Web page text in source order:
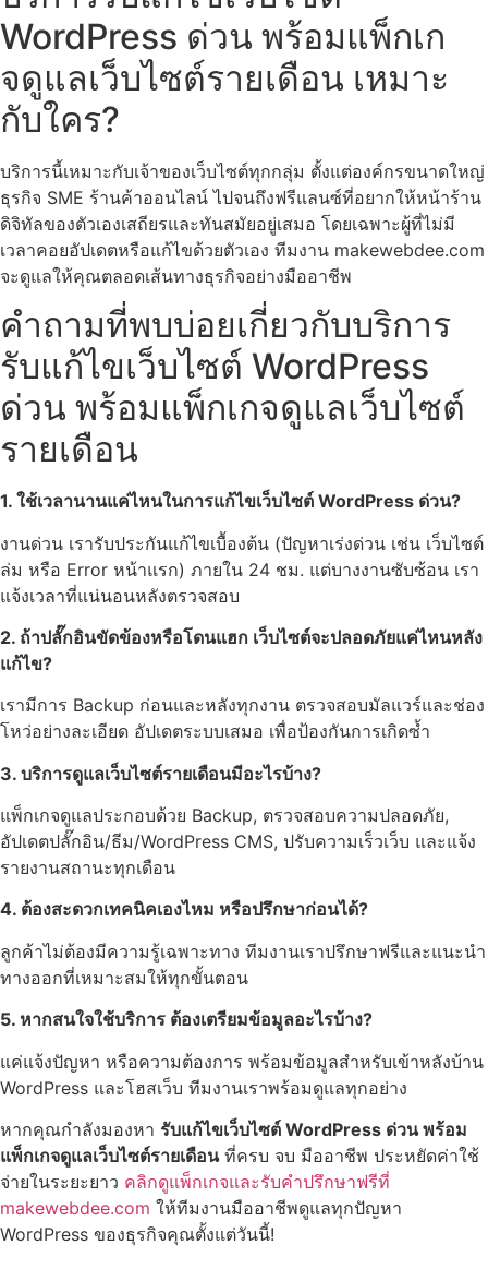
WordPress ด่วน พร้อมแพ็กเก
จดูแลเว็บไซต์รายเดือน เหมาะ
กับใคร?
บริการนี้เหมาะกับเจ้าของเว็บไซต์ทุกกลุ่ม ตั้งแต่องค์กรขนาดใหญ่
ธุรกิจ SME ร้านค้าออนไลน์ ไปจนถึงฟรีแลนซ์ที่อยากให้หน้าร้าน
ดิจิทัลของตัวเองเสถียรและทันสมัยอยู่เสมอ โดยเฉพาะผู้ที่ไม่มี
เวลาคอยอัปเดตหรือแก้ไขด้วยตัวเอง ทีมงาน makewebdee.com
จะดูแลให้คุณตลอดเส้นทางธุรกิจอย่างมืออาชีพ
คำถามที่พบบ่อยเกี่ยวกับบริการ
รับแก้ไขเว็บไซต์ WordPress
ด่วน พร้อมแพ็กเกจดูแลเว็บไซต์
รายเดือน
1. ใช้เวลานานแค่ไหนในการแก้ไขเว็บไซต์ WordPress ด่วน?
งานด่วน เรารับประกันแก้ไขเบื้องต้น (ปัญหาเร่งด่วน เช่น เว็บไซต์
ล่ม หรือ Error หน้าแรก) ภายใน 24 ชม. แต่บางงานซับซ้อน เรา
แจ้งเวลาที่แน่นอนหลังตรวจสอบ
2. ถ้าปลั๊กอินขัดข้องหรือโดนแฮก เว็บไซต์จะปลอดภัยแค่ไหนหลัง
แก้ไข?
เรามีการ Backup ก่อนและหลังทุกงาน ตรวจสอบมัลแวร์และช่อง
โหว่อย่างละเอียด อัปเดตระบบเสมอ เพื่อป้องกันการเกิดซ้ำ
3. บริการดูแลเว็บไซต์รายเดือนมีอะไรบ้าง?
แพ็กเกจดูแลประกอบด้วย Backup, ตรวจสอบความปลอดภัย,
อัปเดตปลั๊กอิน/ธีม/WordPress CMS, ปรับความเร็วเว็บ และแจ้ง
รายงานสถานะทุกเดือน
4. ต้องสะดวกเทคนิคเองไหม หรือปรึกษาก่อนได้?
ลูกค้าไม่ต้องมีความรู้เฉพาะทาง ทีมงานเราปรึกษาฟรีและแนะนำ
ทางออกที่เหมาะสมให้ทุกขั้นตอน
5. หากสนใจใช้บริการ ต้องเตรียมข้อมูลอะไรบ้าง?
แค่แจ้งปัญหา หรือความต้องการ พร้อมข้อมูลสำหรับเข้าหลังบ้าน
WordPress และโฮสเว็บ ทีมงานเราพร้อมดูแลทุกอย่าง
หากคุณกำลังมองหา รับแก้ไขเว็บไซต์ WordPress ด่วน พร้อม
แพ็กเกจดูแลเว็บไซต์รายเดือนที่ครบ จบ มืออาชีพ ประหยัดค่าใช้
จ่ายในระยะยาว คลิกดูแพ็กเกจและรับคำปรึกษาฟรีที่
makewebdee.com ให้ทีมงานมืออาชีพดูแลทุกปัญหา
WordPress ของธุรกิจคุณตั้งแต่วันนี้!